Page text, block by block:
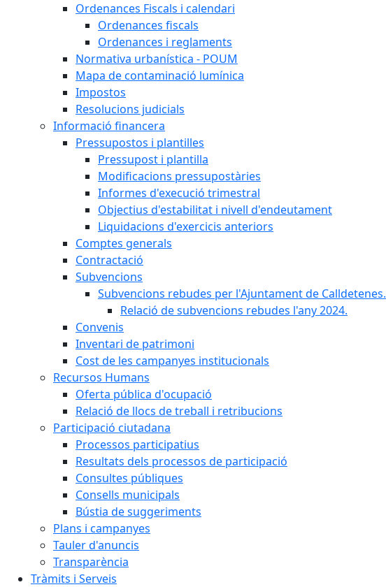
Ordenances Fiscals i calendari
Ordenances fiscals
Ordenances i reglaments
Normativa urbanística - POUM
Mapa de contaminació lumínica
Impostos
Resolucions judicials
Informació financera
Pressupostos i plantilles
Pressupost i plantilla
Modificacions pressupostàries
Informes d'execució trimestral
Objectius d'estabilitat i nivell d'endeutament
Liquidacions d'exercicis anteriors
Comptes generals
Contractació
Subvencions
Subvencions rebudes per l'Ajuntament de Calldetenes.
Relació de subvencions rebudes l'any 2024.
Convenis
Inventari de patrimoni
Cost de les campanyes institucionals
Recursos Humans
Oferta pública d'ocupació
Relació de llocs de treball i retribucions
Participació ciutadana
Processos participatius
Resultats dels processos de participació
Consultes públiques
Consells municipals
Bústia de suggeriments
Plans i campanyes
Tauler d'anuncis
Transparència
Tràmits i Serveis